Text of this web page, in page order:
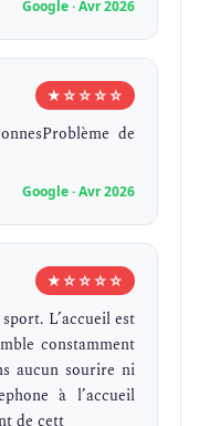
Google · Avr 2026
★☆☆☆☆
de
Google · Avr 2026
★☆☆☆☆
L’accueil est
constamment
aucun sourire ni
à l’accueil
de cett